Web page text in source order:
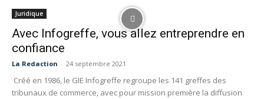
Juridique
Avec Infogreffe, vous allez entreprendre en
confiance
La Redaction - 24 septembre 2021
Créé en 1986, le GIE Infogreffe regroupe les 141 greffes des
tribunaux de commerce, avec pour mission première la diffusion